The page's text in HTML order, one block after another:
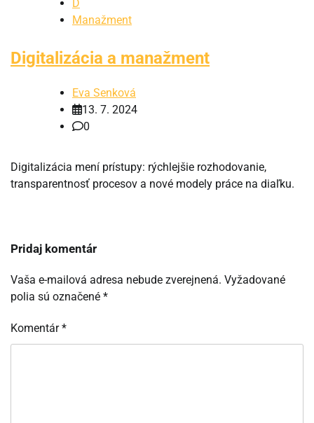
D
Manažment
Digitalizácia a manažment
Eva Senková
13. 7. 2024
0
Digitalizácia mení prístupy: rýchlejšie rozhodovanie,
transparentnosť procesov a nové modely práce na diaľku.
Pridaj komentár
Vaša e-mailová adresa nebude zverejnená. Vyžadované
polia sú označené *
Komentár*